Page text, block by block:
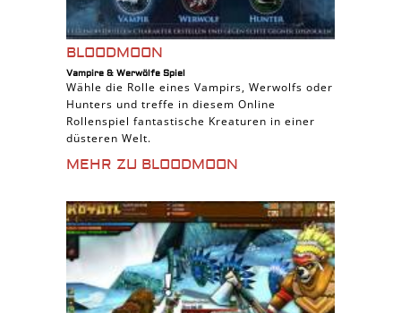
BLOODMOON
Vampire & Werwölfe Spiel
Wähle die Rolle eines Vampirs, Werwolfs oder
Hunters und treffe in diesem Online
Rollenspiel fantastische Kreaturen in einer
düsteren Welt.
MEHR ZU BLOODMOON